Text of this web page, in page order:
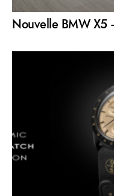
Nouvelle BMW X5